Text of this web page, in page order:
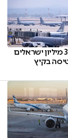
בגלל ארה"ב: 3 מיליון ישראלים
בקיץ